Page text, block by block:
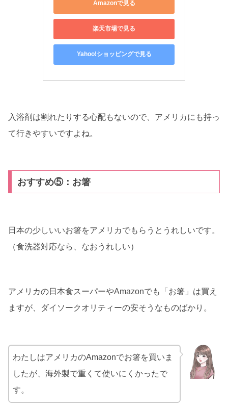
Amazonで見る
楽天市場で見る
Yahoo!ショッピングで見る
入浴剤は割れたりする心配もないので、アメリカにも持っ
て行きやすいですよね。
おすすめ⑤：お箸
日本の少しいいお箸をアメリカでもらうとうれしいです。
（食洗器対応なら、なおうれしい）
アメリカの日本食スーパーやAmazonでも「お箸」は買え
ますが、ダイソークオリティーの安そうなものばかり。
わたしはアメリカのAmazonでお箸を買いま
したが、海外製で重くて使いにくかったで
す。